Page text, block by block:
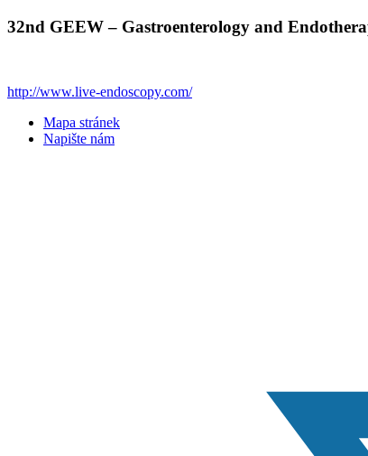
32nd GEEW – Gastroenterology and
http://www.live-endoscopy.com/
Mapa stránek
Napište nám